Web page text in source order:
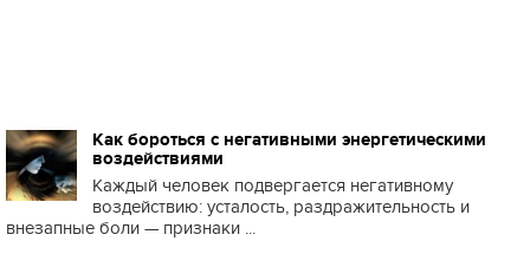
Как бороться с негативными энергетическими
воздействиями
Каждый человек подвергается негативному
воздействию: усталость, раздражительность и
внезапные боли — признаки ...